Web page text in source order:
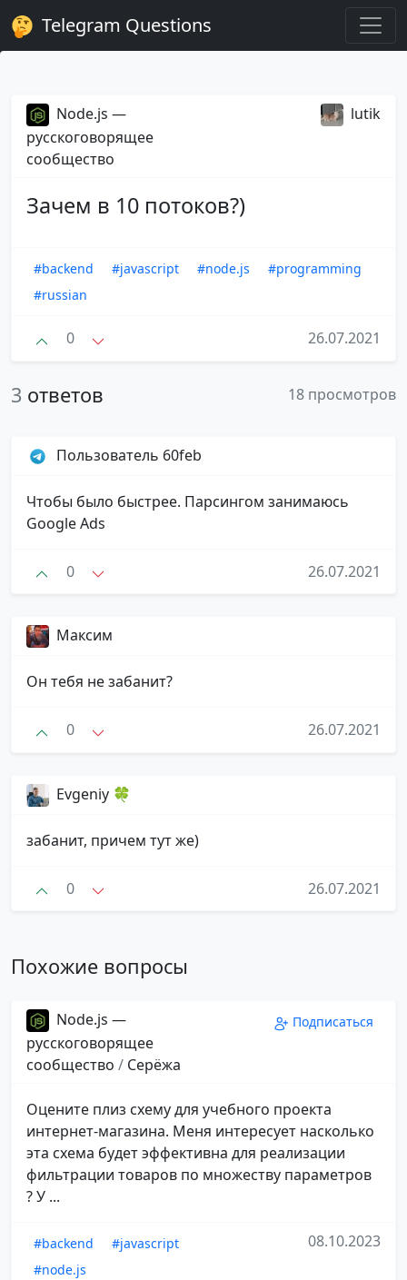
Telegram Questions
Node.js —
русскоговорящее
сообщество
lutik
Зачем в 10 потоков?)
#backend #javascript #node.js
#programming
#russian
0 26.07.2021
3 ответов 18 просмотров
Пользователь 60feb
Чтобы было быстрее. Парсингом занимаюсь
Google Ads
0 26.07.2021
Максим
Он тебя не забанит?
0 26.07.2021
Evgeniy 🍀
забанит, причем тут же)
0 26.07.2021
Похожие вопросы
Node.js —
русскоговорящее
сообщество / Серёжа
Подписаться
Оцените плиз схему для учебного проекта
интернет-магазина. Меня интересует насколько
эта схема будет эффективна для реализации
фильтрации товаров по множеству параметров
? У ...
#backend
#javascript
#node.js
08.10.2023